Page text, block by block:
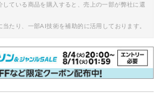
している商品を購入すると、売上の一部が弊社に還
たり、一部AI技術を補助的に活用しております。